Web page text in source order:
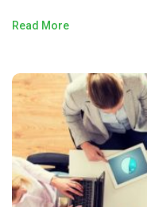
Read More